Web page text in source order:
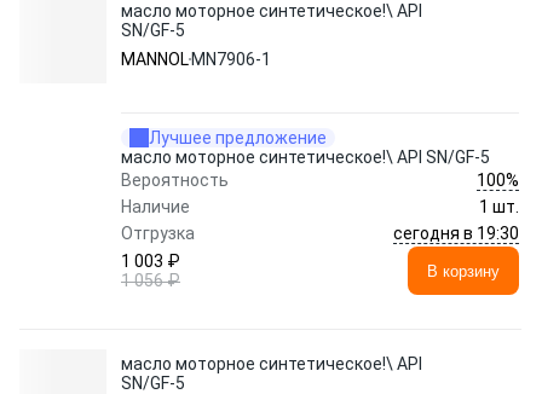
масло моторное синтетическое!\ API
SN/GF-5
MANNOL MN7906-1
Лучшее предложение
масло моторное синтетическое!\ API SN/GF-5
Вероятность
100%
Наличие
1 шт.
Отгрузка
сегодня в 19:30
1 003 ₽
1 056 ₽
В корзину
масло моторное синтетическое!\ API
SN/GF-5